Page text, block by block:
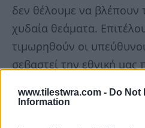
www.tilestwra.com - Do Not
Information
δεν θέλουμε να βλέπουν
χυδαία θεάματα.
τιμωρηθούν οι
σεβαστεί την εθνική